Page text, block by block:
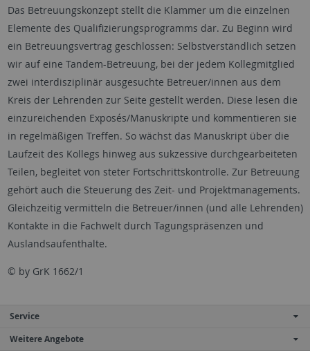
Das Betreuungskonzept stellt die Klammer um die einzelnen
Elemente des Qualifizierungsprogramms dar. Zu Beginn wird
ein Betreuungsvertrag geschlossen: Selbstverständlich setzen
wir auf eine Tandem-Betreuung, bei der jedem Kollegmitglied
zwei interdisziplinär ausgesuchte Betreuer/innen aus dem
Kreis der Lehrenden zur Seite gestellt werden. Diese lesen die
einzureichenden Exposés/Manuskripte und kommentieren sie
in regelmäßigen Treffen. So wächst das Manuskript über die
Laufzeit des Kollegs hinweg aus sukzessive durchgearbeiteten
Teilen, begleitet von steter Fortschrittskontrolle. Zur Betreuung
gehört auch die Steuerung des Zeit- und Projektmanagements.
Gleichzeitig vermitteln die Betreuer/innen (und alle Lehrenden)
Kontakte in die Fachwelt durch Tagungspräsenzen und
Auslandsaufenthalte.
© by GrK 1662/1
Service
Weitere Angebote